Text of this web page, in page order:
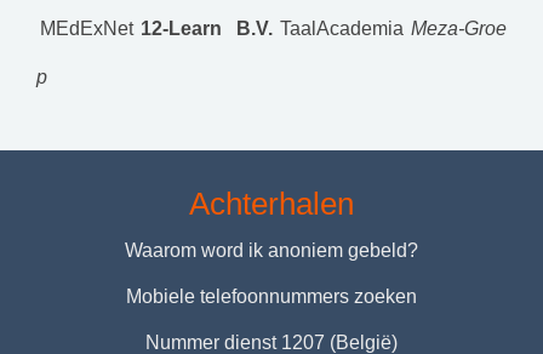
MEdExNet 12-Learn B.V. TaalAcademia Meza-Groe
p
Achterhalen
Waarom word ik anoniem gebeld?
Mobiele telefoonnummers zoeken
Nummer dienst 1207 (België)